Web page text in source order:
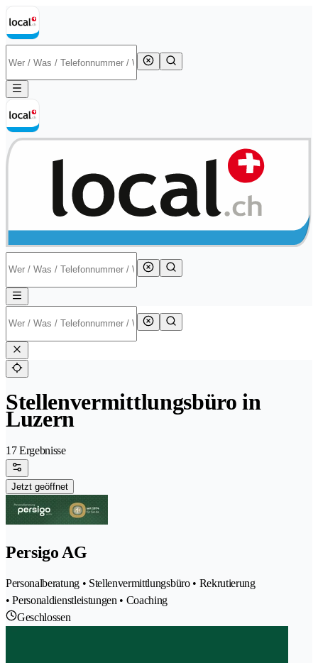
Stellenvermittlungsbüro in
Luzern
17 Ergebnisse
Jetzt geöffnet
Persigo AG
Personalberatung • Stellenvermittlungsbüro • Rekrutierung
• Personaldienstleistungen • Coaching
Geschlossen